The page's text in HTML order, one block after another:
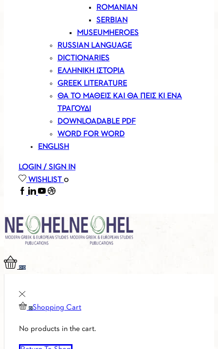
ROMANIAN
SERBIAN
MUSEUMHEROES
RUSSIAN LANGUAGE
DICTIONARIES
ΕΛΛΗΝΙΚΗ ΙΣΤΟΡΙΑ
GREEK LITERATURE
ΘΑ ΤΟ ΜΑΘΕΙΣ ΚΑΙ ΘΑ ΠΕΙΣ ΚΙ ΕΝΑ
ΤΡΑΓΟΥΔΙ
DOWNLOADABLE PDF
WORD FOR WORD
ENGLISH
LOGIN / SIGN IN
WISHLIST 0
FACEBOOK
LINKEDIN
YOUTUBE
SOUNDCLOUD
00
0 Shopping Cart
No products in the cart.